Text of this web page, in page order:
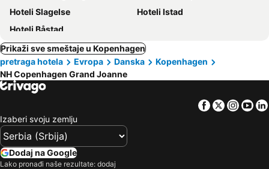
Hoteli Slagelse
Hoteli Istad
Hoteli Båstad
Prikaži sve smeštaje u Kopenhagen
pretraga hotela
Evropa Danska
Kopenhagen
NH Copenhagen Grand Joanne
Facebook
Twitter
Izaberi svoju zemlju
Dodaj na Google
Lako pronađi naše rezultate: dodaj